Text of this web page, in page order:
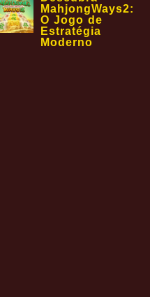
MahjongWays2:
O Jogo de
Estratégia
Moderno